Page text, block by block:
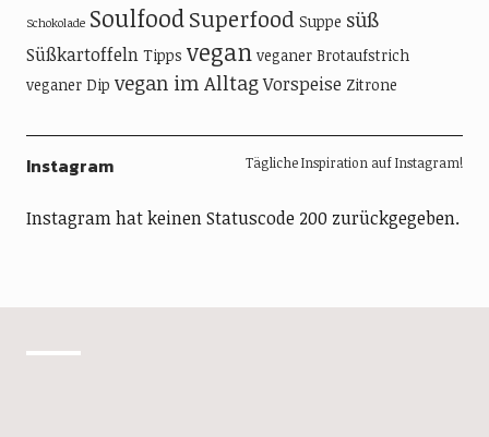
Schokolade SoulfoodSuperfood Suppe süß
Süßkartoffeln Tipps vegan veganer Brotaufstrich
veganer Dip vegan im AlltagVorspeise Zitrone
Instagram
Instagram hat keinen Statuscode 200 zurückgegeben.
Tägliche Inspiration auf Instagram!